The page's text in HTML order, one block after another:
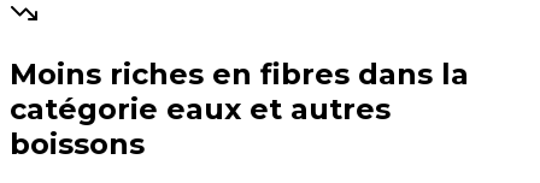
Moins riches en fibres dans la
catégorie eaux et autres
boissons